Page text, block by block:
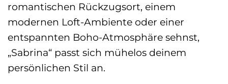
romantischen Rückzugsort, einem
modernen Loft-Ambiente oder einer
entspannten Boho-Atmosphäre sehnst,
„Sabrina“ passt sich mühelos deinem
persönlichen Stil an.